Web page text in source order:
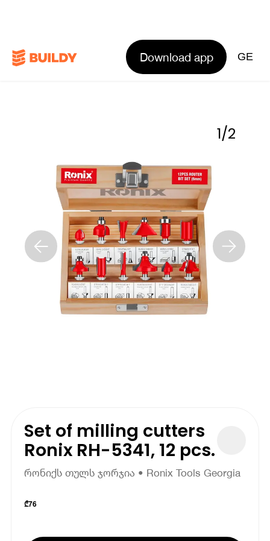
Download app GE
1/2
Set of milling cutters
Ronix RH-5341, 12 pcs.
რონიქს თულს ჯორჯია • Ronix Tools Georgia
₾76